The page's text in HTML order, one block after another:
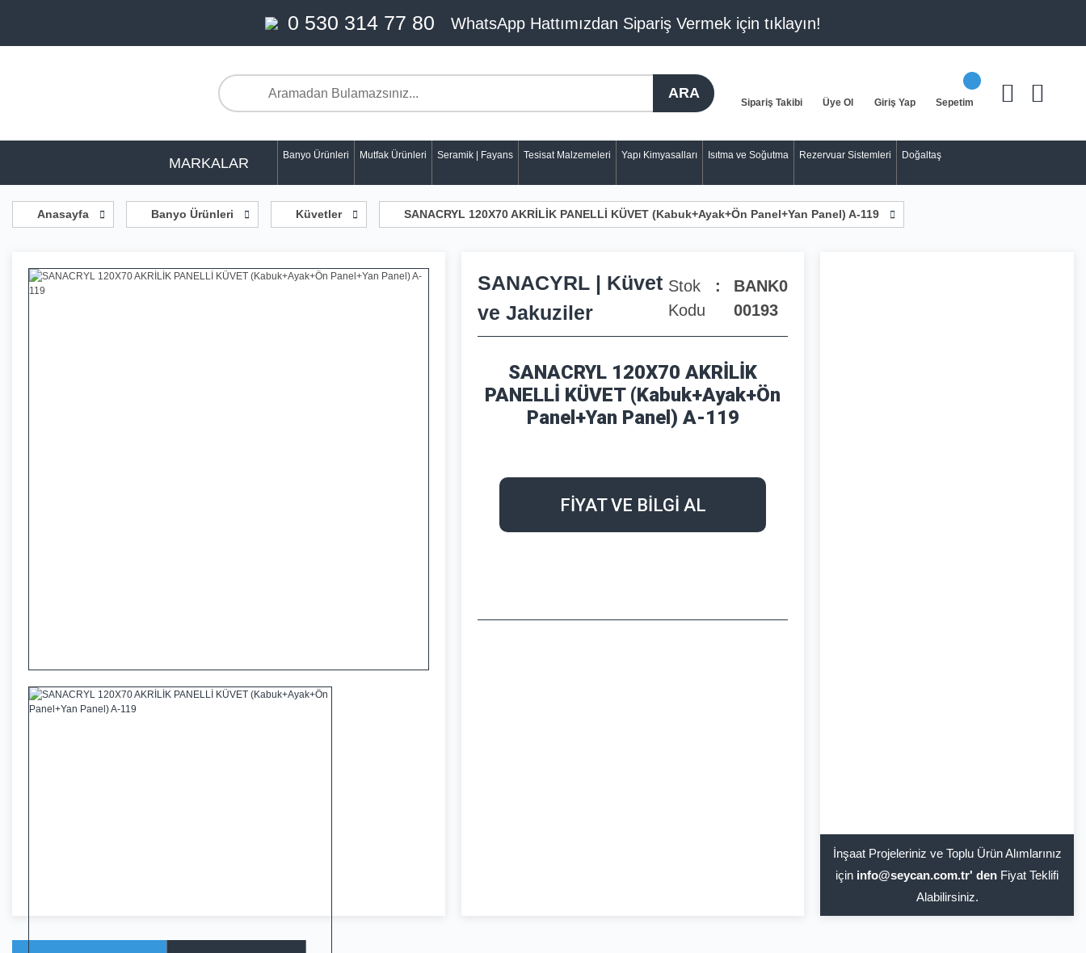
0 530 314 77 80 WhatsApp Hattımızdan Sipariş Vermek için tıklayın!
ARA
Sipariş Takibi Üye Ol Giriş Yap Sepetim
MARKALAR Banyo Ürünleri Mutfak Ürünleri Seramik | Fayans Tesisat Malzemeleri Yapı Kimyasalları Isıtma ve Soğutma Rezervuar Sistemleri Doğaltaş
Anasayfa Banyo Ürünleri Küvetler SANACRYL 120X70 AKRİLİK PANELLİ KÜVET (Kabuk+Ayak+Ön Panel+Yan Panel) A-119
SANACYRL | Küvet
ve Jakuziler
Stok
Kodu
BANK0
00193
SANACRYL 120X70 AKRİLİK
PANELLİ KÜVET (Kabuk+Ayak+Ön
Panel+Yan Panel) A-119
FİYAT VE BİLGİ AL
İnşaat Projeleriniz ve Toplu Ürün Alımlarınız
için info@seycan.com.tr' den Fiyat Teklifi
Alabilirsiniz.